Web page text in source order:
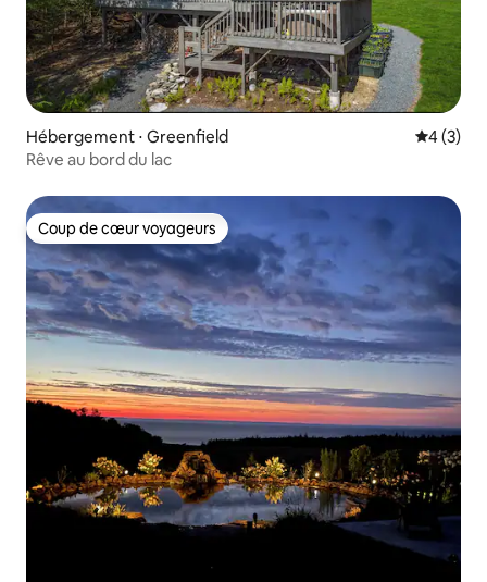
Hébergement ⋅ Greenfield
4 (3)
Rêve au bord du lac
Coup de cœur voyageurs
Coup de cœur voyageurs